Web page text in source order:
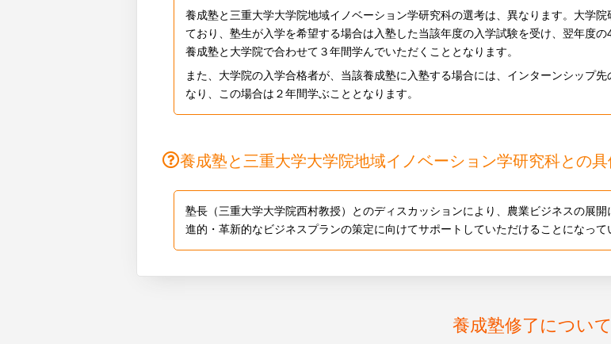
養成塾と三重大学大学院地域イノベーション学研究科の選考は、異なります。大学
ており、塾生が入学を希望する場合は入塾した当該年度の入学試験を受け、翌年度
養成塾と大学院で合わせて３年間学んでいただくこととなります。
また、大学院の入学合格者が、当該養成塾に入塾する場合には、インターンシップ
なり、この場合は２年間学ぶこととなります。
養成塾と三重大学大学院地域イノベーション学研究科との
塾長（三重大学大学院西村教授）とのディスカッションにより、農業ビジネスの展
進的・革新的なビジネスプランの策定に向けてサポートしていただけることになって
養成塾修了について